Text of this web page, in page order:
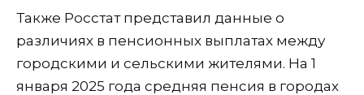
Также Росстат представил данные о
различиях в пенсионных выплатах между
городскими и сельскими жителями. На 1
января 2025 года средняя пенсия в городах